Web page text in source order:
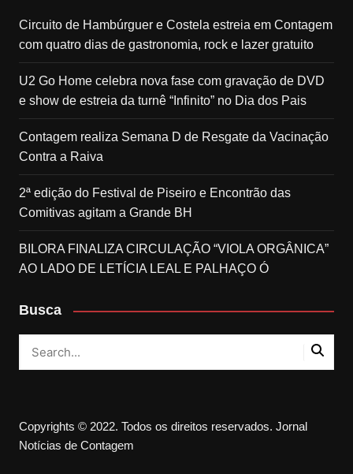
Circuito de Hambúrguer e Costela estreia em Contagem
com quatro dias de gastronomia, rock e lazer gratuito
U2 Go Home celebra nova fase com gravação de DVD
e show de estreia da turnê “Infinito” no Dia dos Pais
Contagem realiza Semana D de Resgate da Vacinação
Contra a Raiva
2ª edição do Festival de Piseiro e Encontrão das
Comitivas agitam a Grande BH
BILORA FINALIZA CIRCULAÇÃO “VIOLA ORGÂNICA”
AO LADO DE LETÍCIA LEAL E PALHAÇO Ó
Busca
Copyrights © 2022. Todos os direitos reservados. Jornal
Notícias de Contagem